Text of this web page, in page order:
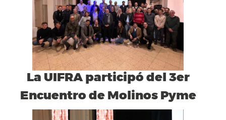
La UIFRA participó del 3er
Encuentro de Molinos Pyme